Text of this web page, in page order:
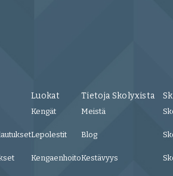
Luokat
Kengät
Lepolestit
Kengaenhoito
Tietoja Skolyxista
Meistä
Blog
Kestävyys